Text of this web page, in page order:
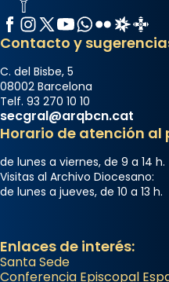
Facebook
Instagram
X / Twitter
YouTube
WhatsApp
FlickrRadio
Contacto y
C. del Bisbe, 5
08002 Barcelona
Telf. 93 270 10 10
secgral@arqbcn.cat
Horario de atención al
de lunes a viernes, de 9 a 14 h.
Visitas al Archivo Diocesano:
de lunes a jueves, de 10 a 13 h.
Enlaces de interés:
Santa Sede
Conferencia Episcopal